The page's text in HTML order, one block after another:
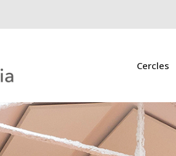
Cercles